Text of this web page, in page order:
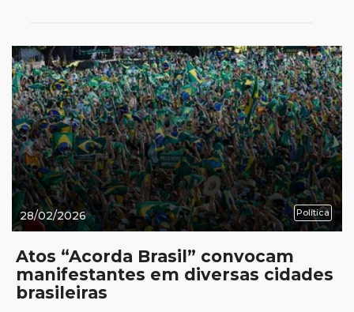
28/02/2026 Política
Atos “Acorda Brasil” convocam
manifestantes em diversas cidades
brasileiras